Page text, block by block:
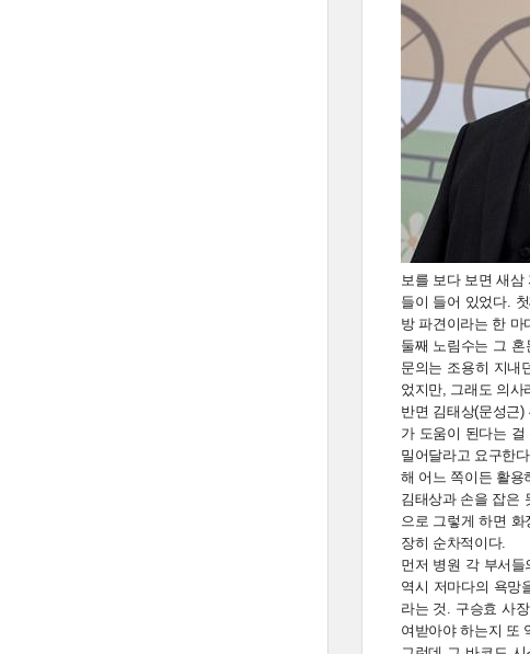
보를 보다 보면 새삼
들이 들어 있었다.
방 파견이라는 한 마
둘째 노림수는 그
문의는 조용히 지내
었지만, 그래도 의사
반면 김태상(문성근
가 도움이 된다는
밀어달라고 요구한
해 어느 쪽이든 활용
김태상과 손을 잡은
으로 그렇게 하면
장히 순차적이다.
먼저 병원 각 부서
역시 저마다의 욕망
라는 것. 구승효 사
여받아야 하는지 또